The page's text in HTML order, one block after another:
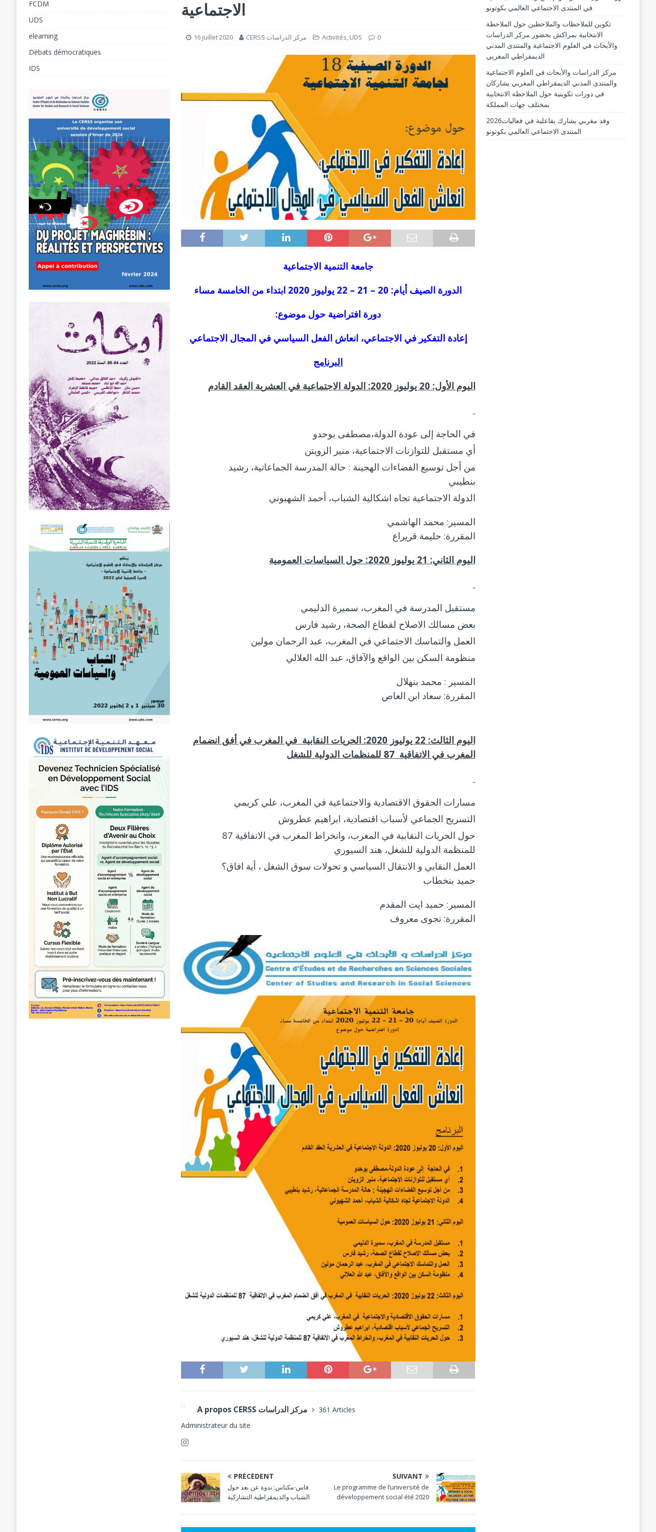
الاجتماعية
16 juillet 2020 CERSS مركز الدراسات Activités, UDS 0
جامعة التنمية الاجتماعية
الدورة الصيف أيام: 20 – 21 – 22 يوليوز 2020 ابتداء من الخامسة مساء
دورة افتراضية حول موضوع:
إعادة التفكير في الاجتماعي، انعاش الفعل السياسي في المجال الاجتماعي
البرنامج
اليوم الأول: 20 يوليوز 2020: الدولة الاجتماعية في العشرية العقد القادم
في الحاجة إلى عودة الدولة،مصطفى بوحدو
أي مستقبل للتوازنات الاجتماعية، منير الزويتن
من أجل توسيع الفضاءات الهجينة : حالة المدرسة الجماعاتية، رشيد
بنطيبي
الدولة الاجتماعية تجاه اشكالية الشباب، أحمد الشهبوني
المسير: محمد الهاشمي
المقررة: حليمة قريراع
اليوم الثاني: 21 يوليوز 2020: حول السياسات العمومية
مستقبل المدرسة في المغرب، سميرة الدليمي
بعض مسالك الاصلاح لقطاع الصحة، رشيد فارس
العمل والتماسك الاجتماعي في المغرب، عبد الرحمان مولين
منظومة السكن بين الواقع والآفاق، عبد الله العلالي
المسير : محمد بنهلال
المقررة: سعاد ابن العاص
اليوم الثالث: 22 يوليوز 2020: الحريات النقابية في المغرب في أفق انضمام
المغرب في الاتفاقية 87 للمنظمات الدولية للشغل
مسارات الحقوق الاقتصادية والاجتماعية في المغرب، علي كريمي
التسريح الجماعي لأسباب اقتصادية، ابراهيم عطروش
حول الحريات النقابية في المغرب، وانخراط المغرب في الاتفاقية 87
للمنظمة الدولية للشغل، هند السيوري
العمل النقابي و الانتقال السياسي و تحولات سوق الشغل ، أية افاق؟
حميد بنخطاب
المسير: حميد ايت المقدم
المقررة: نجوى معروف
361 Articles
Administrateur du site
PRÉCÉDENT
فاس-مكناس: ندوة عن بعد حول
الشباب والديمقراطية التشاركية
SUIVANT
Le programme de l’université de
développement social été 2020
FCDM
UDS
elearning
Débats démocratiques
IDS
في المنتدى الاجتماعي العالمي بكوتونو
تكوين للملاحظات والملاحظين حول الملاحظة
الانتخابية بمراكش بحضور مركز الدراسات
والأبحاث في العلوم الاجتماعية والمنتدى المدني
الديمقراطي المغربي
مركز الدراسات والأبحاث في العلوم الاجتماعية
والمنتدى المدني الديمقراطي المغربي يشاركان
في دورات تكوينية حول الملاحظة الانتخابية
بمختلف جهات المملكة
2026وفد مغربي يشارك بفاعلية في فعاليات
المنتدى الاجتماعي العالمي بكوتونو